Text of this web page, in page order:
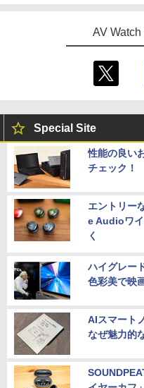
AV
Special Site
性能の良い
チェック！
エントリー
e Audioワ
く
ハイグレー
色彩美で映
AIスマート
なぜ魅力的